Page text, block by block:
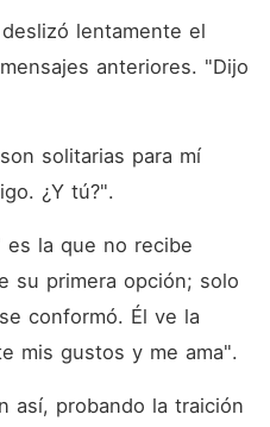
lentamente el
anteriores. "Dijo
solitarias para mí
¿Y tú?".
es la que no recibe
su primera opción; solo
conformó. Él ve la
mis gustos y me ama".
así, probando la traición